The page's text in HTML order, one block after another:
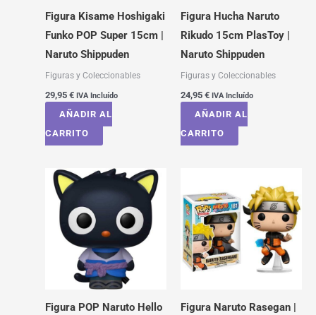
Figura Kisame Hoshigaki
Funko POP Super 15cm |
Naruto Shippuden
Figuras y Coleccionables
29,95 € IVA Incluído
AÑADIR AL
CARRITO
Figura Hucha Naruto
Rikudo 15cm PlasToy |
Naruto Shippuden
Figuras y Coleccionables
24,95 € IVA Incluído
AÑADIR AL
CARRITO
Figura POP Naruto Hello
Figura Naruto Rasegan |